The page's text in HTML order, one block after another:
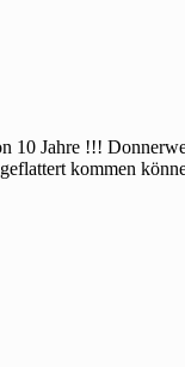
10 Jahre !!!
kommen